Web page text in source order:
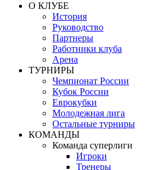
О КЛУБЕ
История
Руководство
Партнеры
Работники клуба
Арена
ТУРНИРЫ
Чемпионат России
Кубок России
Еврокубки
Молодежная лига
Остальные турниры
КОМАНДЫ
Команда суперлиги
Игроки
Тренеры